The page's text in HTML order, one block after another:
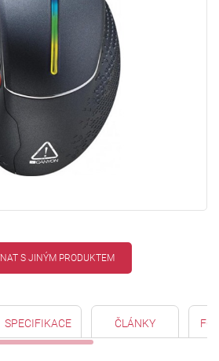
S JINÝM PRODUKTEM
SPECIFIKACE ČLÁNKY